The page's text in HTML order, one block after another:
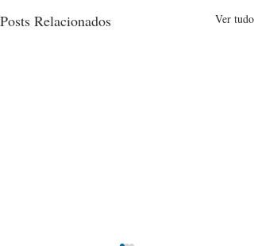
Posts Relacionados Ver tudo